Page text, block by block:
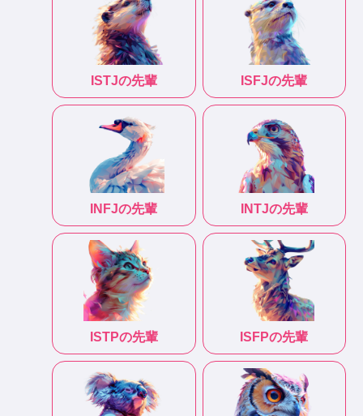
ISTJの先輩 ISFJの先輩
INFJの先輩 INTJの先輩
ISTPの先輩 ISFPの先輩